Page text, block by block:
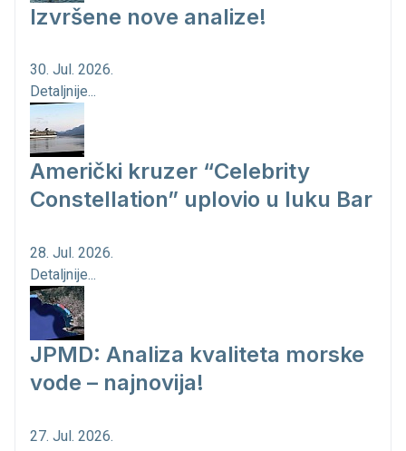
Izvršene nove analize!
30. Jul. 2026.
Detaljnije...
Američki kruzer “Celebrity
Constellation” uplovio u luku Bar
28. Jul. 2026.
Detaljnije...
JPMD: Analiza kvaliteta morske
vode – najnovija!
27. Jul. 2026.